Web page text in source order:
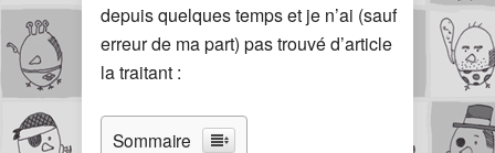
depuis quelques temps et je n’ai (sauf
erreur de ma part) pas trouvé d’article
la traitant :
Sommaire